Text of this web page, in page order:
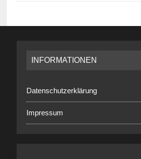
INFORMATIONEN
Datenschutzerklärung
Impressum